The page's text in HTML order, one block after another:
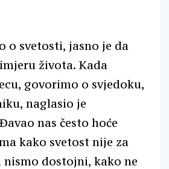
o svetosti, jasno je da
života. Kada
govorimo o svjedoku,
naglasio je
nas često hoće
kako svetost nije za
nismo dostojni, kako ne